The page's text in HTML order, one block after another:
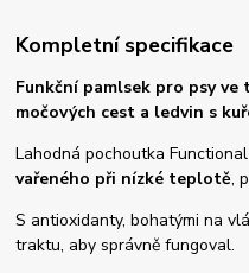
Kompletní specifikace
Funkční pamlsek pro psy
močových cest a ledvin s
Lahodná pochoutka
vařeného při nízké teplotě,
S antioxidanty, bohatými na
traktu, aby správně fungoval.